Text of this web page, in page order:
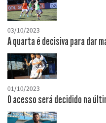
03/10/2023
A quarta é decisiva para dar
01/10/2023
O acesso será decidido na